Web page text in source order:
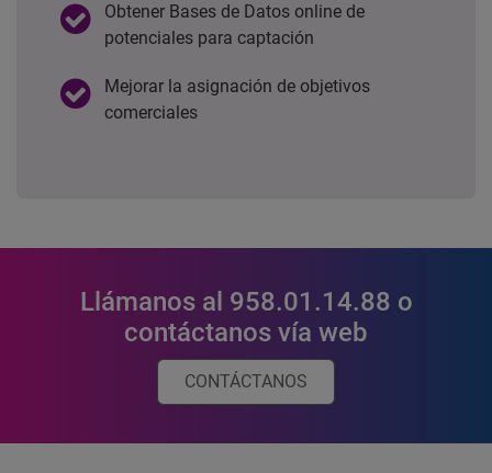
Obtener Bases de Datos online de
potenciales para captación
Mejorar la asignación de objetivos
comerciales
Llámanos al 958.01.14.88 o
contáctanos vía web
CONTÁCTANOS